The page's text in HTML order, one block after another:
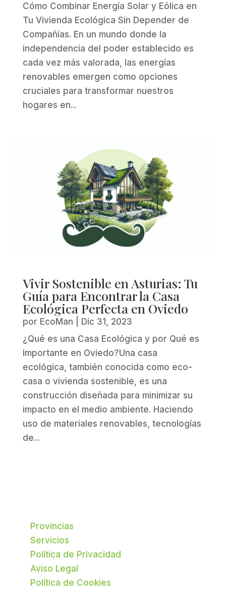
Cómo Combinar Energía Solar y Eólica en
Tu Vivienda Ecológica Sin Depender de
Compañías. En un mundo donde la
independencia del poder establecido es
cada vez más valorada, las energías
renovables emergen como opciones
cruciales para transformar nuestros
hogares en...
Vivir Sostenible en Asturias: Tu
Guía para Encontrar la Casa
Ecológica Perfecta en Oviedo
por EcoMan
Dic 31, 2023
¿Qué es una Casa Ecológica y por Qué es
Importante en Oviedo?Una casa
ecológica, también conocida como eco-
casa o vivienda sostenible, es una
construcción diseñada para minimizar su
impacto en el medio ambiente. Haciendo
uso de materiales renovables, tecnologías
de...
Provincias
Servicios
Política de Privacidad
Aviso Legal
Política de Cookies